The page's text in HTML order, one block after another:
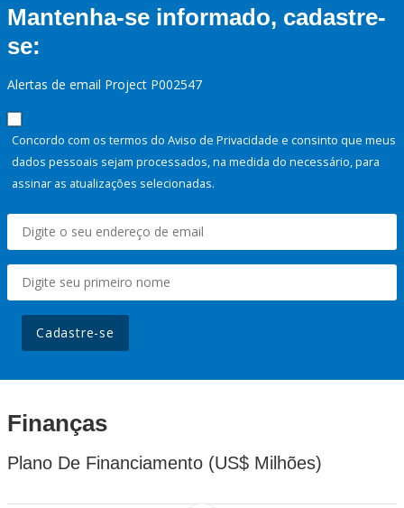
Mantenha-se informado, cadastre-
se:
Alertas de email Project P002547
Concordo com os termos do Aviso de Privacidade e consinto que meus
dados pessoais sejam processados, na medida do necessário, para
assinar as atualizações selecionadas.
Cadastre-se
Finanças
Plano De Financiamento (US$ Milhões)